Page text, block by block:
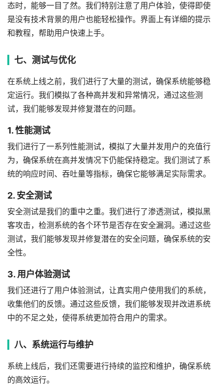
态时，能够一目了然。我们特别注意了用户体验，使得即使
是没有技术背景的用户也能轻松操作。界面上有详细的提示
和教程，帮助用户快速上手。
七、测试与优化
在系统上线之前，我们进行了大量的测试，确保系统能够稳
定运行。我们模拟了各种高并发和异常情况，通过这些测
试，我们能够发现并修复潜在的问题。
1. 性能测试
我们进行了一系列性能测试，模拟了大量并发用户的充值行
为，确保系统在高并发情况下仍能保持稳定。我们测试了系
统的响应时间、吞吐量等指标，确保它能够满足实际需求。
2. 安全测试
安全测试是我们的重中之重。我们进行了渗透测试，模拟黑
客攻击，检测系统的各个环节是否存在安全漏洞。通过这些
测试，我们能够发现并修复潜在的安全问题，确保系统的安
全性。
3. 用户体验测试
我们还进行了用户体验测试，让真实用户使用我们的系统，
收集他们的反馈。通过这些反馈，我们能够发现并改进系统
中的不足之处，使得系统更加符合用户的需求。
八、系统运行与维护
系统上线后，我们还需要进行持续的监控和维护，确保系统
的高效运行。